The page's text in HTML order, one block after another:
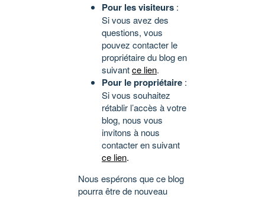
Pour les visiteurs :
Si vous avez des
questions, vous
pouvez contacter le
propriétaire du blog en
suivantce lien.
Pour le propriétaire :
Si vous souhaitez
rétablir l’accès à votre
blog, nous vous
invitons à nous
contacter en suivant
ce lien.
Nous espérons que ce blog
pourra être de nouveau